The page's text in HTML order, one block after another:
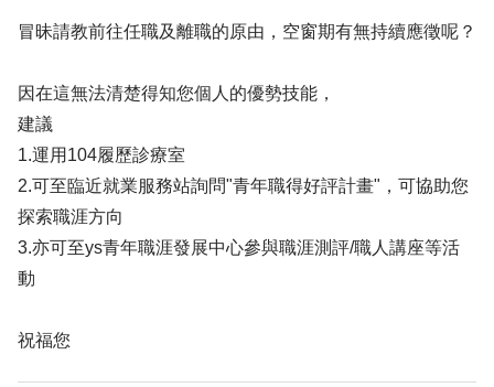
冒昧請教前往任職及離職的原由，空窗期有無持續應徵呢？
因在這無法清楚得知您個人的優勢技能，
建議
1.運用104履歷診療室
2.可至臨近就業服務站詢問"青年職得好評計畫"，可協助您
探索職涯方向
3.亦可至ys青年職涯發展中心參與職涯測評/職人講座等活
動
祝福您